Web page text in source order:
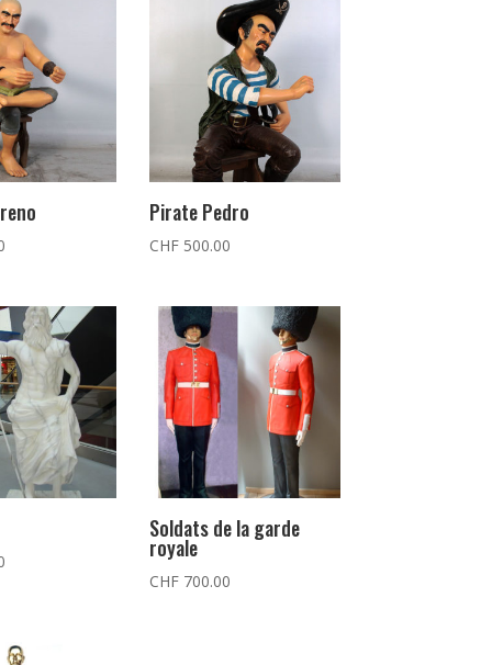
Pirate Pedro
CHF500.00
Soldats de la garde
royale
CHF700.00